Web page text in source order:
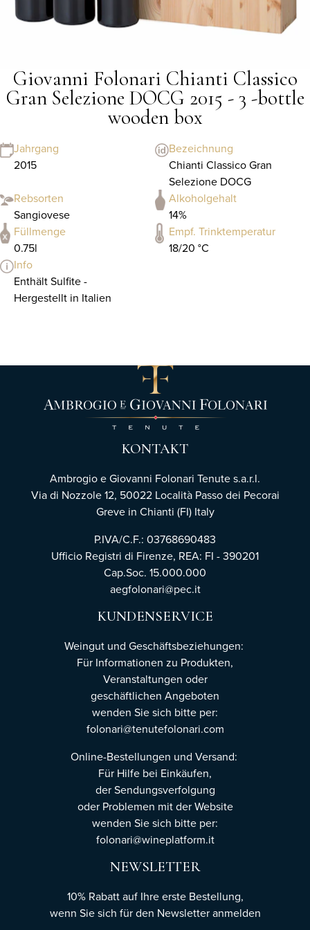
Giovanni Folonari Chianti Classico
Gran Selezione DOCG 2015 - 3 -bottle
wooden box
Jahrgang
2015
Bezeichnung
Chianti Classico Gran
Selezione DOCG
Rebsorten
Sangiovese
Alkoholgehalt
14%
Füllmenge
0.75l
Empf. Trinktemperatur
18/20 °C
Info
Enthält Sulfite -
Hergestellt in Italien
KONTAKT
Ambrogio e Giovanni Folonari Tenute s.a.r.l.
Via di Nozzole 12, 50022 Località Passo dei Pecorai
Greve in Chianti (FI) Italy
P.IVA/C.F.: 03768690483
Ufficio Registri di Firenze, REA: FI - 390201
Cap.Soc. 15.000.000
aegfolonari@pec.it
KUNDENSERVICE
Weingut und Geschäftsbeziehungen:
Für Informationen zu Produkten,
Veranstaltungen oder
geschäftlichen Angeboten
wenden Sie sich bitte per:
folonari@tenutefolonari.com
Online-Bestellungen und Versand:
Für Hilfe bei Einkäufen,
der Sendungsverfolgung
oder Problemen mit der Website
wenden Sie sich bitte per:
folonari@wineplatform.it
NEWSLETTER
10% Rabatt auf Ihre erste Bestellung,
wenn Sie sich für den Newsletteranmelden